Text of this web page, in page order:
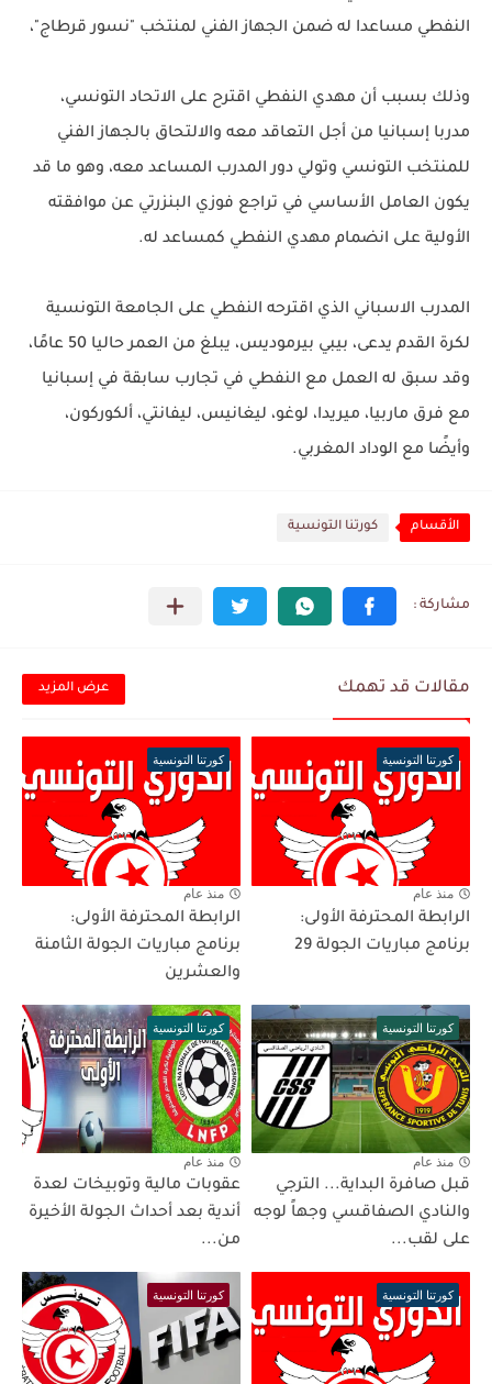
النفطي مساعدا له ضمن الجهاز الفني لمنتخب "نسور قرطاج"،
وذلك بسبب أن مهدي النفطي اقترح على الاتحاد التونسي،
مدربا إسبانيا من أجل التعاقد معه والالتحاق بالجهاز الفني
للمنتخب التونسي وتولي دور المدرب المساعد معه، وهو ما قد
يكون العامل الأساسي في تراجع فوزي البنزرتي عن موافقته
الأولية على انضمام مهدي النفطي كمساعد له.
المدرب الاسباني الذي اقترحه النفطي على الجامعة التونسية
لكرة القدم يدعى، بيبي بيرموديس، يبلغ من العمر حاليا 50 عامًا،
وقد سبق له العمل مع النفطي في تجارب سابقة في إسبانيا
مع فرق ماربيا، ميريدا، لوغو، ليغانيس، ليفانتي، ألكوركون،
وأيضًا مع الوداد المغربي.
الأقسام كورتنا التونسية
مقالات قد تهمك عرض المزيد
كورتنا التونسية
منذ عام
الرابطة المحترفة الأولى:
برنامج مباريات الجولة 29
كورتنا التونسية
منذ عام
الرابطة المحترفة الأولى:
برنامج مباريات الجولة الثامنة
والعشرين
كورتنا التونسية
منذ عام
قبل صافرة البداية... الترجي
والنادي الصفاقسي وجهاً لوجه
على لقب...
كورتنا التونسية
منذ عام
عقوبات مالية وتوبيخات لعدة
أندية بعد أحداث الجولة الأخيرة
من...
كورتنا التونسية كورتنا التونسية